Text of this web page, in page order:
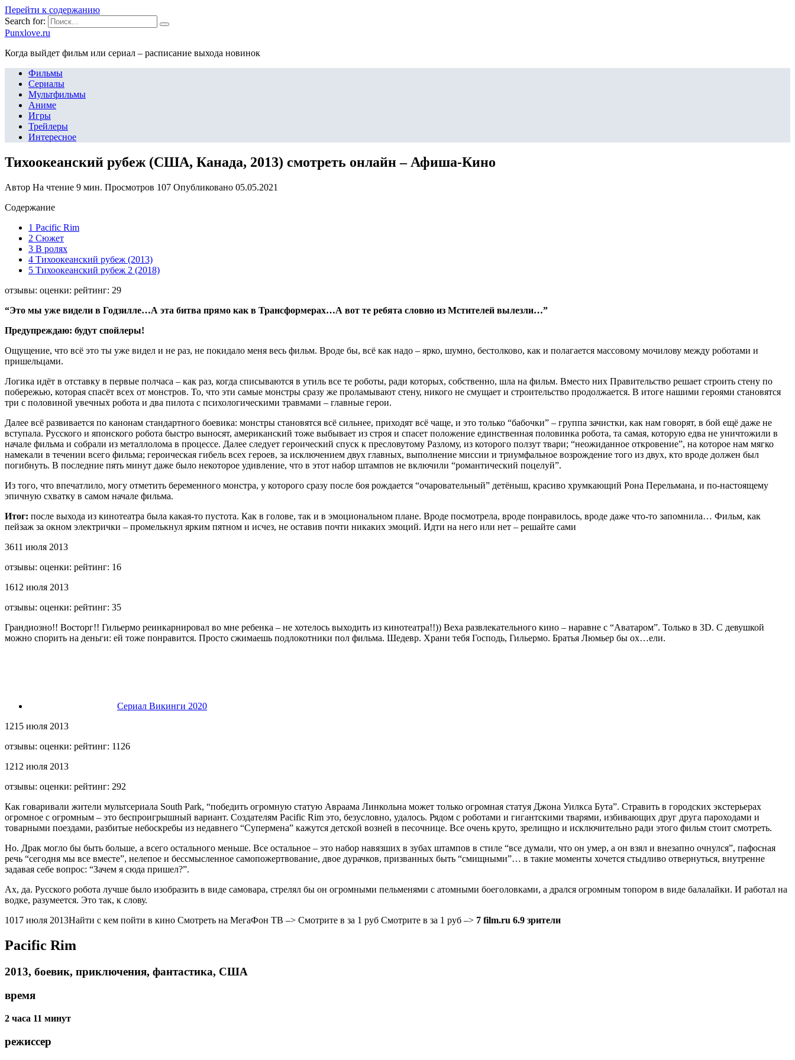
Перейти к содержанию
Search for:
Punxlove.ru
Когда выйдет фильм или сериал – расписание выхода новинок
Фильмы
Сериалы
Мультфильмы
Аниме
Игры
Трейлеры
Интересное
Тихоокеанский рубеж (США, Канада, 2013) смотреть онлайн – Афиша-Кино
Автор На чтение 9 мин. Просмотров 107 Опубликовано 05.05.2021
Содержание
1 Pacific Rim
2 Сюжет
3 В ролях
4 Тихоокеанский рубеж (2013)
5 Тихоокеанский рубеж 2 (2018)
отзывы: оценки: рейтинг: 29
“Это мы уже видели в Годзилле…А эта битва прямо как в Трансформерах…А вот те ребята словно из Мстителей вылезли…”
Предупреждаю: будут спойлеры!
Ощущение, что всё это ты уже видел и не раз, не покидало меня весь фильм. Вроде бы, всё как надо – ярко, шумно, бестолково, как и полагается массовому мочилову между роботами и
пришельцами.
Логика идёт в отставку в первые полчаса – как раз, когда списываются в утиль все те роботы, ради которых, собственно, шла на фильм. Вместо них Правительство решает строить стену по
побережью, которая спасёт всех от монстров. То, что эти самые монстры сразу же проламывают стену, никого не смущает и строительство продолжается. В итоге нашими героями становятся
три с половиной увечных робота и два пилота с психологическими травмами – главные герои.
Далее всё развивается по канонам стандартного боевика: монстры становятся всё сильнее, приходят всё чаще, и это только “бабочки” – группа зачистки, как нам говорят, в бой ещё даже не
вступала. Русского и японского робота быстро выносят, американский тоже выбывает из строя и спасет положение единственная половинка робота, та самая, которую едва не уничтожили в
начале фильма и собрали из металлолома в процессе. Далее следует героический спуск к пресловутому Разлому, из которого ползут твари; “неожиданное откровение”, на которое нам мягко
намекали в течении всего фильма; героическая гибель всех героев, за исключением двух главных, выполнение миссии и триумфальное возрождение того из двух, кто вроде должен был
погибнуть. В последние пять минут даже было некоторое удивление, что в этот набор штампов не включили “романтический поцелуй”.
Из того, что впечатлило, могу отметить беременного монстра, у которого сразу после боя рождается “очаровательный” детёныш, красиво хрумкающий Рона Перельмана, и по-настоящему
эпичную схватку в самом начале фильма.
Итог: после выхода из кинотеатра была какая-то пустота. Как в голове, так и в эмоциональном плане. Вроде посмотрела, вроде понравилось, вроде даже что-то запомнила… Фильм, как
пейзаж за окном электрички – промелькнул ярким пятном и исчез, не оставив почти никаких эмоций. Идти на него или нет – решайте сами
3611 июля 2013
отзывы: оценки: рейтинг: 16
1612 июля 2013
отзывы: оценки: рейтинг: 35
Грандиозно!! Восторг!! Гильермо реинкарнировал во мне ребенка – не хотелось выходить из кинотеатра!!)) Веха развлекательного кино – наравне с “Аватаром”. Только в 3D. С девушкой
можно спорить на деньги: ей тоже понравится. Просто сжимаешь подлокотники пол фильма. Шедевр. Храни тебя Господь, Гильермо. Братья Люмьер бы ох…ели.
Сериал Викинги 2020
1215 июля 2013
отзывы: оценки: рейтинг: 1126
1212 июля 2013
отзывы: оценки: рейтинг: 292
Как говаривали жители мультсериала South Park, “победить огромную статую Авраама Линкольна может только огромная статуя Джона Уилкса Бута”. Стравить в городских экстерьерах
огромное с огромным – это беспроигрышный вариант. Создателям Pacific Rim это, безусловно, удалось. Рядом с роботами и гигантскими тварями, избивающих друг друга пароходами и
товарными поездами, разбитые небоскребы из недавнего “Супермена” кажутся детской возней в песочнице. Все очень круто, зрелищно и исключительно ради этого фильм стоит смотреть.
Но. Драк могло бы быть больше, а всего остального меньше. Все остальное – это набор навязших в зубах штампов в стиле “все думали, что он умер, а он взял и внезапно очнулся”, пафосная
речь “сегодня мы все вместе”, нелепое и бессмысленное самопожертвование, двое дурачков, призванных быть “смищными”… в такие моменты хочется стыдливо отвернуться, внутренне
задавая себе вопрос: “Зачем я сюда пришел?”.
Ах, да. Русского робота лучше было изобразить в виде самовара, стрелял бы он огромными пельменями с атомными боеголовками, а дрался огромным топором в виде балалайки. И работал на
водке, разумеется. Это так, к слову.
1017 июля 2013Найти с кем пойти в кино Смотреть на МегаФон ТВ –> Смотрите в за 1 руб Смотрите в за 1 руб –> 7 film.ru 6.9 зрители
Pacific Rim
2013, боевик, приключения, фантастика, США
время
2 часа 11 минут
режиссер